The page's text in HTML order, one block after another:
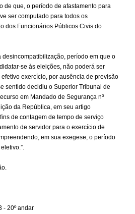
de que, o período de afastamento para
ser computado para todos os
dos Funcionários Públicos Civis do
desincompatibilização, período em que o
se às eleições, não poderá ser
exercício, por ausência de previsão
sentido decidiu o Superior Tribunal de
em Mandado de Segurança nº
da República, em seu artigo
de contagem de tempo de serviço
de servidor para o exercício de
em sua exegese, o período
- 20º andar